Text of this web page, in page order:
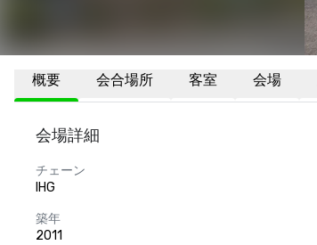
概要 会合場所 客室 会場
会場詳細
チェーン
IHG
築年
2011